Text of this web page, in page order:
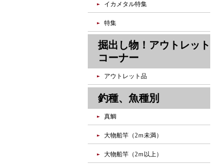
イカメタル特集
特集
掘出し物！アウトレット
コーナー
アウトレット品
釣種、魚種別
真鯛
大物船竿（2ｍ未満）
大物船竿（2ｍ以上）